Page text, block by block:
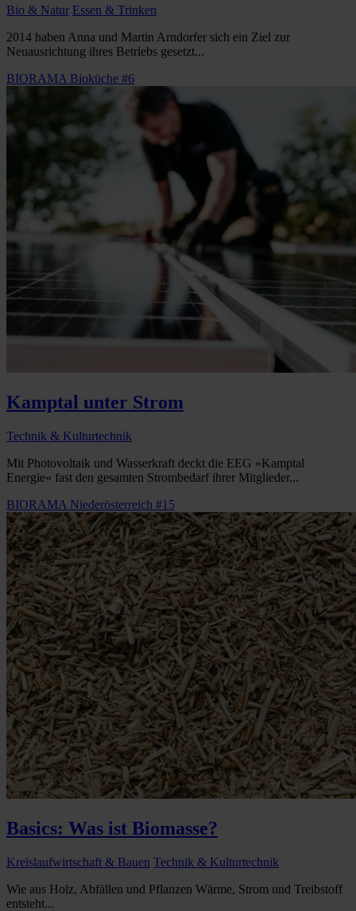
Bio & Natur Essen & Trinken
2014 haben Anna und Martin Arndorfer sich ein Ziel zur
Neuausrichtung ihres Betriebs gesetzt...
BIORAMA Bioküche #6
Kamptal unter Strom
Technik & Kulturtechnik
Mit Photovoltaik und Wasserkraft deckt die EEG »Kamptal
Energie« fast den gesamten Strombedarf ihrer Mitglieder...
BIORAMA Niederösterreich #15
Basics: Was ist Biomasse?
Kreislaufwirtschaft & Bauen Technik & Kulturtechnik
Wie aus Holz, Abfällen und Pflanzen Wärme, Strom und Treibstoff
entsteht...